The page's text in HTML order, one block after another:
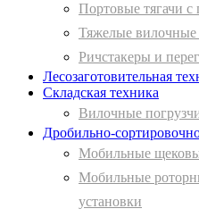
Портовые тягачи с
Тяжелые вилочные
Ричстакеры и
Лесозаготовительная
Складская техника
Вилочные
Дробильно-
Мобильные
Мобильные
установки